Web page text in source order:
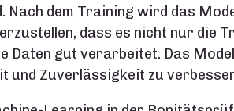
dem Training wird das
dass es nicht nur die
Daten gut verarbeitet. Das
und Zuverlässigkeit zu